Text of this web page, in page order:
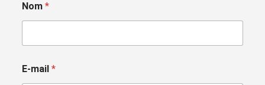
Nom *
E-mail *